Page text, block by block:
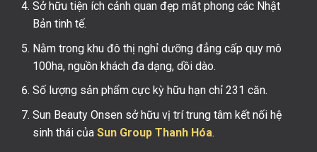
Sở hữu tiện ích cảnh quan đẹp mắt phong các Nhật
Bản tinh tế.
Nằm trong khu đô thị nghỉ dưỡng đẳng cấp quy mô
100ha, nguồn khách đa dạng, dồi dào.
Số lượng sản phẩm cực kỳ hữu hạn chỉ 231 căn.
Sun Beauty Onsen sở hữu vị trí trung tâm kết nối hệ
sinh thái của Sun Group Thanh Hóa.